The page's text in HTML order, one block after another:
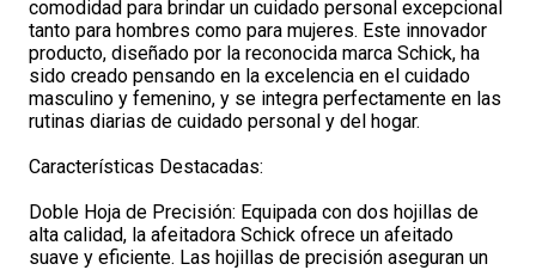
comodidad para brindar un cuidado personal excepcional
tanto para hombres como para mujeres. Este innovador
producto, diseñado por la reconocida marca Schick, ha
sido creado pensando en la excelencia en el cuidado
masculino y femenino, y se integra perfectamente en las
rutinas diarias de cuidado personal y del hogar.
Características Destacadas:
Doble Hoja de Precisión: Equipada con dos hojillas de
alta calidad, la afeitadora Schick ofrece un afeitado
suave y eficiente. Las hojillas de precisión aseguran un